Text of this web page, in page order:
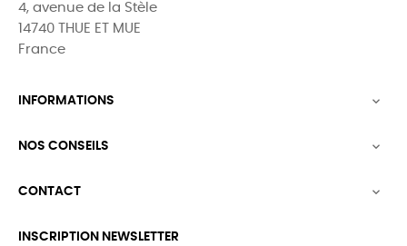
4, avenue de la Stèle
14740 THUE ET MUE
France
INFORMATIONS 
NOS CONSEILS 
CONTACT 
INSCRIPTION NEWSLETTER